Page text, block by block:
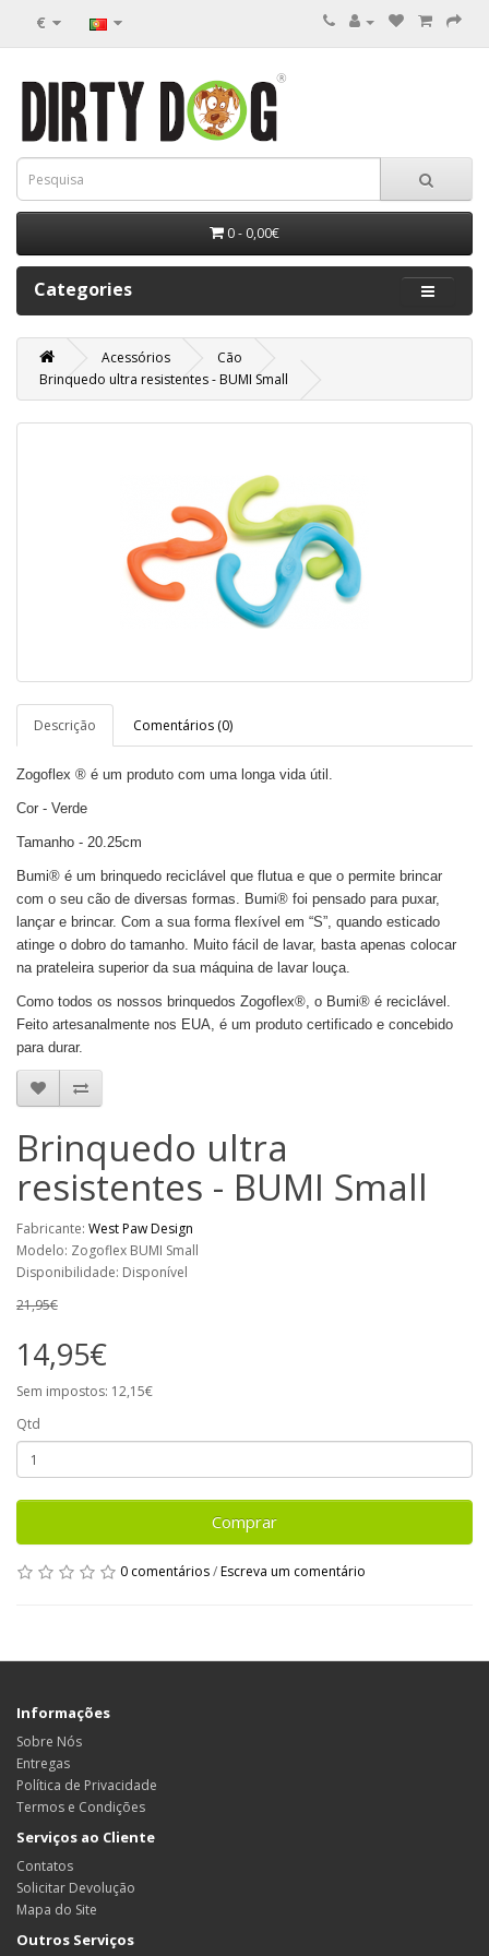
€
0 - 0,00€
Categories
Acessórios
Cão
Brinquedo ultra resistentes - BUMI Small
Descrição Comentários (0)
Zogoflex ® é um produto com uma longa vida útil.
Cor - Verde
Tamanho - 20.25cm
Bumi® é um brinquedo reciclável que flutua e que o permite brincar
com o seu cão de diversas formas. Bumi® foi pensado para puxar,
lançar e brincar. Com a sua forma flexível em “S”, quando esticado
atinge o dobro do tamanho. Muito fácil de lavar, basta apenas colocar
na prateleira superior da sua máquina de lavar louça.
Como todos os nossos brinquedos Zogoflex®, o Bumi® é reciclável.
Feito artesanalmente nos EUA, é um produto certificado e concebido
para durar.
Brinquedo ultra
resistentes - BUMI Small
Fabricante: West Paw Design
Modelo: Zogoflex BUMI Small
Disponibilidade: Disponível
21,95€
14,95€
Sem impostos: 12,15€
Qtd
Comprar
0 comentários/Escreva um comentário
Informações
Sobre Nós
Entregas
Política de Privacidade
Termos e Condições
Serviços ao Cliente
Contatos
Solicitar Devolução
Mapa do Site
Outros Serviços